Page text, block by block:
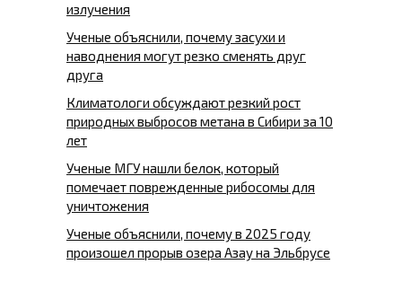
излучения
Ученые объяснили, почему засухи и
наводнения могут резко сменять друг
друга
Климатологи обсуждают резкий рост
природных выбросов метана в Сибири за 10
лет
Ученые МГУ нашли белок, который
помечает поврежденные рибосомы для
уничтожения
Ученые объяснили, почему в 2025 году
произошел прорыв озера Азау на Эльбрусе